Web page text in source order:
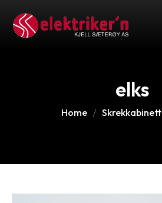
elks
Home Skrekkabinett